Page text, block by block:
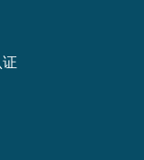
证